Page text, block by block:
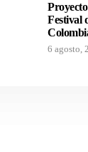
Festival
6 agosto,